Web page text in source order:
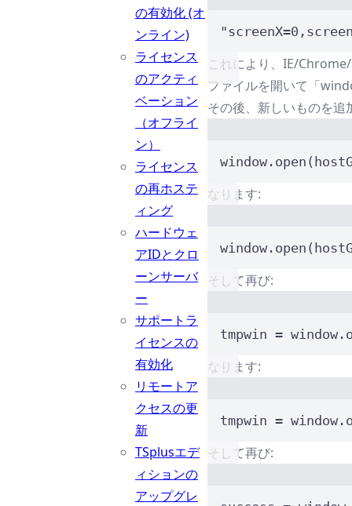
の有効化 (オ
ンライン)
ライセンス
のアクティ
ベーション
（オフライ
ン）
ライセンス
の再ホステ
ィング
ハードウェ
アIDとクロ
ーンサーバ
ー
サポートラ
イセンスの
有効化
リモートア
クセスの更
新
TSplusエデ
ィションの
アップグレ
"
これにより、IE/
ファイルを開いて「
その後、新しいものを追
なります:
そして再び:
tmpwin =
なります:
tmpwin =
そして再び: